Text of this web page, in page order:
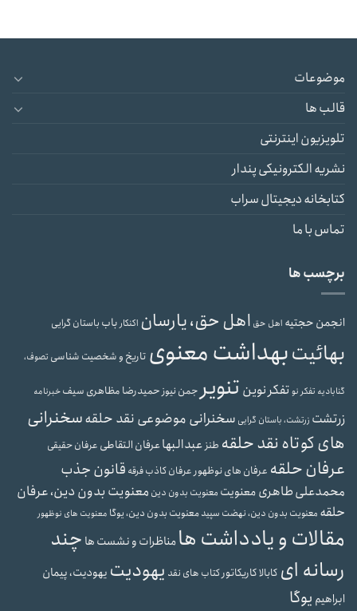
موضوعات
قالب ها
تلویزیون اینترنتی
نشریه الکترونیکی پندار
کتابخانه دیجیتال سراب
تماس با ما
برچسب ها
انجمن حجتیه اهل حق اهل حق، یارسان اکنکار باب باستان گرایی
بهائیتبهداشت معنوی تاریخ و شخصیت شناسی تصوف،
گنابادیه تفکر نوتفکر نوین تنویر جمن نیوز حمیدرضا مظاهری سیفخبرنامه
زرتشت زرتشت، باستان گرایی سخنرانی موضوعی نقد حلقهسخنرانی
های کوتاه نقد حلقه طنز عبدالبهاعرفان التقاطی عرفان حقیقی
عرفان حلقه عرفان های نوظهور عرفان کاذبفرقه قانون جذب
محمدعلی طاهریمعنویت معنویت بدون دین معنویت بدون دین، عرفان
حلقه معنویت بدون دین، نهضت سپیدمعنویت بدون دین، یوگا معنویت های نوظهور
مقالات و یادداشت هامناظرات و نشست ها چند
رسانه ای کابالاکاریکاتور کتاب های نقد یهودیت یهودیت، پیمان
ابراهیم یوگا